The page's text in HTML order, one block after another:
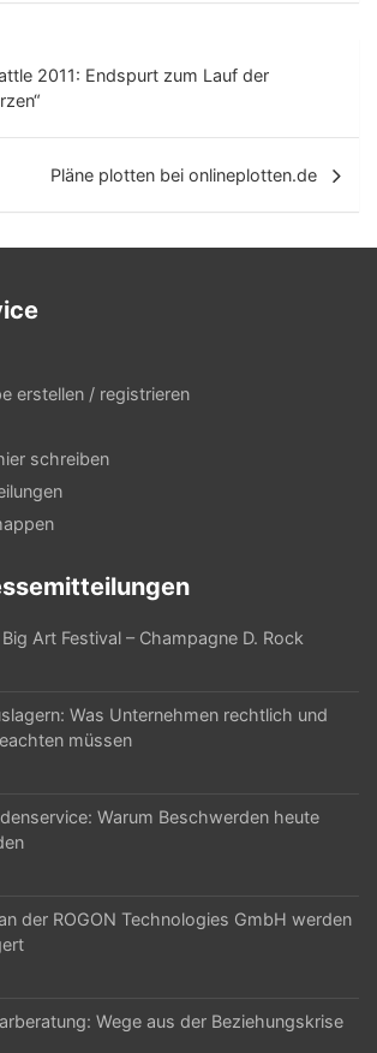
2011: Endspurt zum Lauf der
Pläne plotten bei onlineplotten.de
erstellen / registrieren
schreiben
Art Festival – Champagne D. Rock
Was Unternehmen rechtlich und
müssen
Warum Beschwerden heute
der ROGON Technologies GmbH werden
Wege aus der Beziehungskrise